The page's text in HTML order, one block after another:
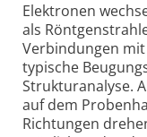
Elektronen
als
Verbindungen
typische
Struktur­analyse.
auf dem
Richtungen